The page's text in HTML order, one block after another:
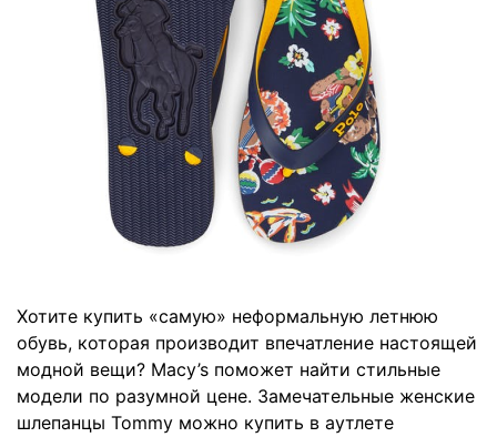
Хотите купить «самую» неформальную летнюю
обувь, которая производит впечатление настоящей
модной вещи? Macy’s поможет найти стильные
модели по разумной цене. Замечательные женские
шлепанцы Tommy можно купить в аутлете